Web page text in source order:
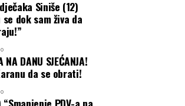
porodicama, ali za dio njih tek treba da
rokovi, izvođači i ukupni
Siniše (12)
dok sam živa da
NA DANU SJEĆANJA!
da se obrati!